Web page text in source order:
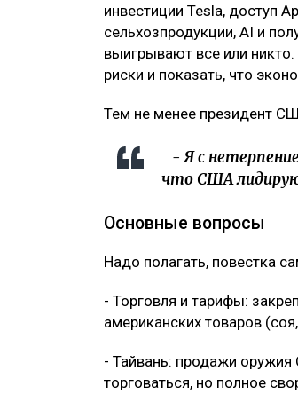
инвестиции Tesla, доступ
сельхозпродукции, AI и
выигрывают все или
риски и показать, что
Тем не менее президент
- Я с
что США
Основные вопросы
Надо полагать, повестка
- Торговля и тарифы:
американских товаров
- Тайвань: продажи
торговаться, но полное